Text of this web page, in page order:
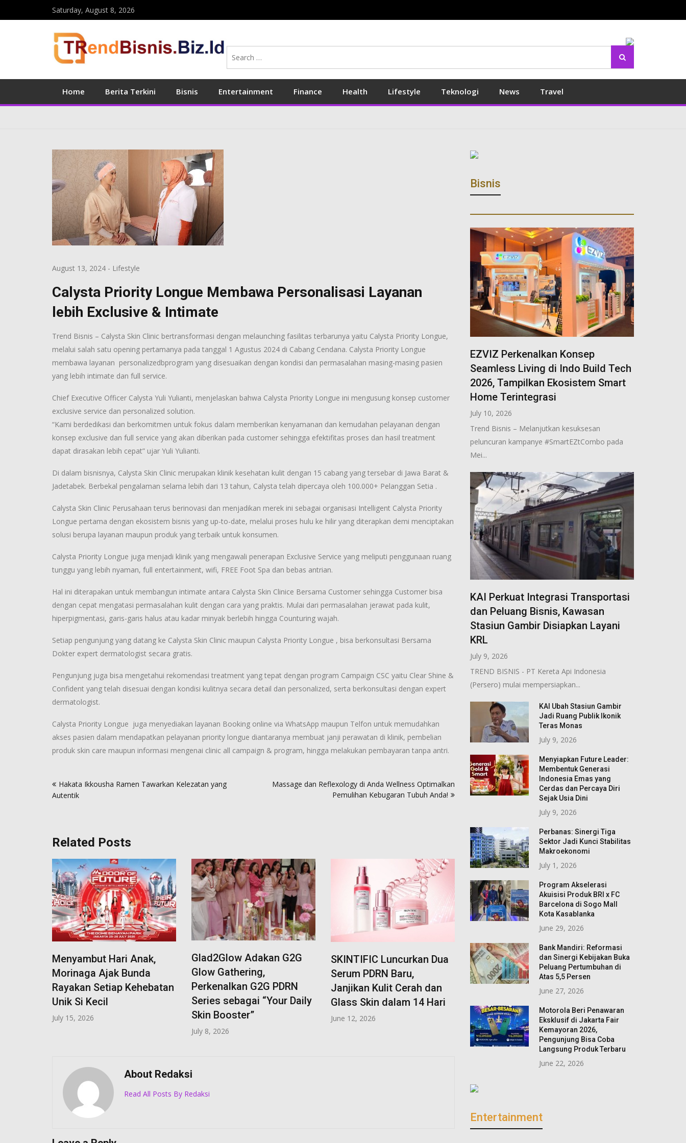
Saturday, August 8, 2026
for:
Search
Home Berita Terkini Bisnis Entertainment Finance Health Lifestyle Teknologi News Travel
August 13, 2024 - Lifestyle
Calysta Priority Longue Membawa Personalisasi Layanan
lebih Exclusive & Intimate
Trend Bisnis – Calysta Skin Clinic bertransformasi dengan melaunching fasilitas terbarunya yaitu Calysta Priority Longue,
melalui salah satu opening pertamanya pada tanggal 1 Agustus 2024 di Cabang Cendana. Calysta Priority Longue
membawa layanan personalizedbprogram yang disesuaikan dengan kondisi dan permasalahan masing-masing pasien
yang lebih intimate dan full service.
Chief Executive Officer Calysta Yuli Yulianti, menjelaskan bahwa Calysta Priority Longue ini mengusung konsep customer
exclusive service dan personalized solution.
“Kami berdedikasi dan berkomitmen untuk fokus dalam memberikan kenyamanan dan kemudahan pelayanan dengan
konsep exclusive dan full service yang akan diberikan pada customer sehingga efektifitas proses dan hasil treatment
dapat dirasakan lebih cepat” ujar Yuli Yulianti.
Di dalam bisnisnya, Calysta Skin Clinic merupakan klinik kesehatan kulit dengan 15 cabang yang tersebar di Jawa Barat &
Jadetabek. Berbekal pengalaman selama lebih dari 13 tahun, Calysta telah dipercaya oleh 100.000+ Pelanggan Setia .
Calysta Skin Clinic Perusahaan terus berinovasi dan menjadikan merek ini sebagai organisasi Intelligent Calysta Priority
Longue pertama dengan ekosistem bisnis yang up-to-date, melalui proses hulu ke hilir yang diterapkan demi menciptakan
solusi berupa layanan maupun produk yang terbaik untuk konsumen.
Calysta Priority Longue juga menjadi klinik yang mengawali penerapan Exclusive Service yang meliputi penggunaan ruang
tunggu yang lebih nyaman, full entertainment, wifi, FREE Foot Spa dan bebas antrian.
Hal ini diterapakan untuk membangun intimate antara Calysta Skin Clinice Bersama Customer sehingga Customer bisa
dengan cepat mengatasi permasalahan kulit dengan cara yang praktis. Mulai dari permasalahan jerawat pada kulit,
hiperpigmentasi, garis-garis halus atau kadar minyak berlebih hingga Counturing wajah.
Setiap pengunjung yang datang ke Calysta Skin Clinic maupun Calysta Priority Longue , bisa berkonsultasi Bersama
Dokter expert dermatologist secara gratis.
Pengunjung juga bisa mengetahui rekomendasi treatment yang tepat dengan program Campaign CSC yaitu Clear Shine &
Confident yang telah disesuai dengan kondisi kulitnya secara detail dan personalized, serta berkonsultasi dengan expert
dermatologist.
Calysta Priority Longue juga menyediakan layanan Booking online via WhatsApp maupun Telfon untuk memudahkan
akses pasien dalam mendapatkan pelayanan priority longue diantaranya membuat janji perawatan di klinik, pembelian
produk skin care maupun informasi mengenai clinic all campaign & program, hingga melakukan pembayaran tanpa antri.
navigation
Hakata Ikkousha Ramen Tawarkan Kelezatan yang
Autentik
Massage dan Reflexology di Anda Wellness Optimalkan
Pemulihan Kebugaran Tubuh Anda!
Related Posts
Glad2Glow Adakan G2G
Glow Gathering,
Perkenalkan G2G PDRN
Series sebagai “Your Daily
Skin Booster”
SKINTIFIC Luncurkan Dua
Serum PDRN Baru,
Janjikan Kulit Cerah dan
Glass Skin dalam 14 Hari
June 12, 2026
Odilia Infinity Corp Bidik
Pasar Healthy Lifestyle
lewat Campaign Spa dan
Gym
May 28, 2026
WeTV Original 12 IPA 4:
Adaptasi AU Viral TikTok
yang Siap Bikin Penonton
Baper
July 29, 2026
Menyambut
Morinaga Ajak
July 15, 2026
About Redaksi
Read All Posts By Redaksi
Bisnis
EZVIZ Perkenalkan Konsep
Seamless Living di Indo Build Tech
2026, Tampilkan Ekosistem Smart
Home Terintegrasi
July 10, 2026
Trend Bisnis – Melanjutkan kesuksesan
peluncuran kampanye #SmartEZtCombo pada
Mei...
KAI Perkuat Integrasi Transportasi
dan Peluang Bisnis, Kawasan
Stasiun Gambir Disiapkan Layani
KRL
July 9, 2026
TREND BISNIS - PT Kereta Api Indonesia
(Persero) mulai mempersiapkan...
KAI Ubah Stasiun Gambir
Jadi Ruang Publik Ikonik
Teras Monas
July 9, 2026
Menyiapkan Future Leader:
Membentuk Generasi
Indonesia Emas yang
Cerdas dan Percaya Diri
Sejak Usia Dini
July 9, 2026
Perbanas: Sinergi Tiga
Sektor Jadi Kunci Stabilitas
Makroekonomi
July 1, 2026
Program Akselerasi
Akuisisi Produk BRI x FC
Barcelona di Sogo Mall
Kota Kasablanka
June 29, 2026
Bank Mandiri: Reformasi
dan Sinergi Kebijakan Buka
Peluang Pertumbuhan di
Atas 5,5 Persen
June 27, 2026
Motorola Beri Penawaran
Eksklusif di Jakarta Fair
Kemayoran 2026,
Pengunjung Bisa Coba
Langsung Produk Terbaru
June 22, 2026
Entertainment